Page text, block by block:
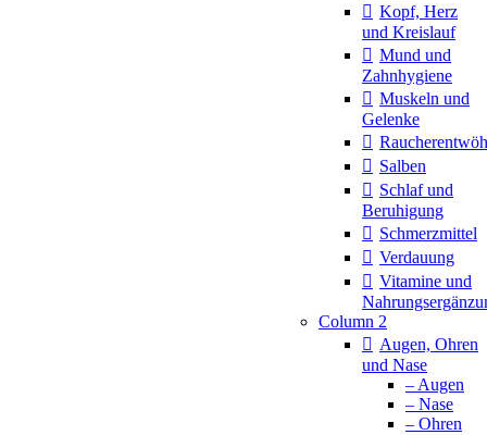
Kopf, Herz
und Kreislauf
Mund und
Zahnhygiene
Muskeln und
Gelenke
Salben
Schlaf und
Beruhigung
Schmerzmittel
Verdauung
Vitamine und
Column 2
Augen, Ohren
und Nase
– Augen
– Nase
– Ohren